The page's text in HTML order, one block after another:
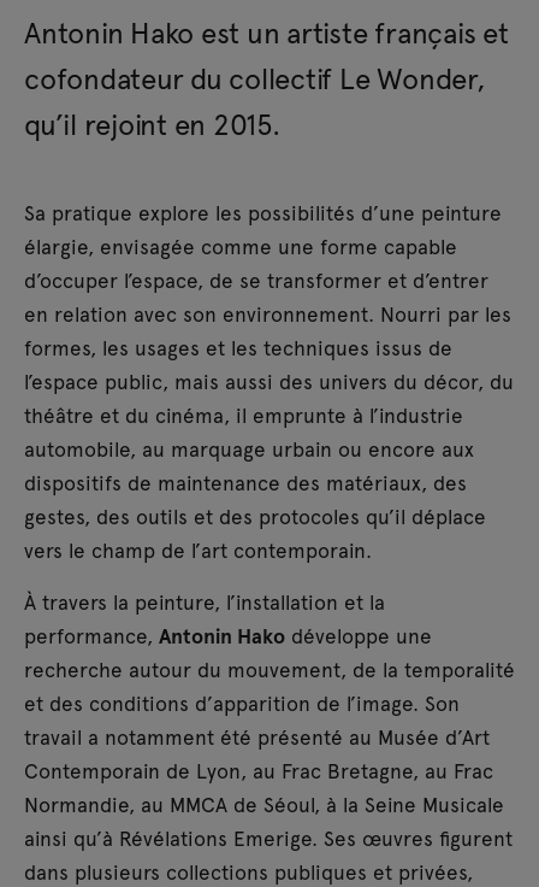
Antonin Hako est un artiste français et
cofondateur du collectif Le Wonder,
qu’il rejoint en 2015.
Sa pratique explore les possibilités d’une peinture
élargie, envisagée comme une forme capable
d’occuper l’espace, de se transformer et d’entrer
en relation avec son environnement. Nourri par les
formes, les usages et les techniques issus de
l’espace public, mais aussi des univers du décor, du
théâtre et du cinéma, il emprunte à l’industrie
automobile, au marquage urbain ou encore aux
dispositifs de maintenance des matériaux, des
gestes, des outils et des protocoles qu’il déplace
vers le champ de l’art contemporain.
À travers la peinture, l’installation et la
performance, Antonin Hako développe une
recherche autour du mouvement, de la temporalité
et des conditions d’apparition de l’image. Son
travail a notamment été présenté au Musée d’Art
Contemporain de Lyon, au Frac Bretagne, au Frac
Normandie, au MMCA de Séoul, à la Seine Musicale
ainsi qu’à Révélations Emerige. Ses œuvres figurent
dans plusieurs collections publiques et privées,